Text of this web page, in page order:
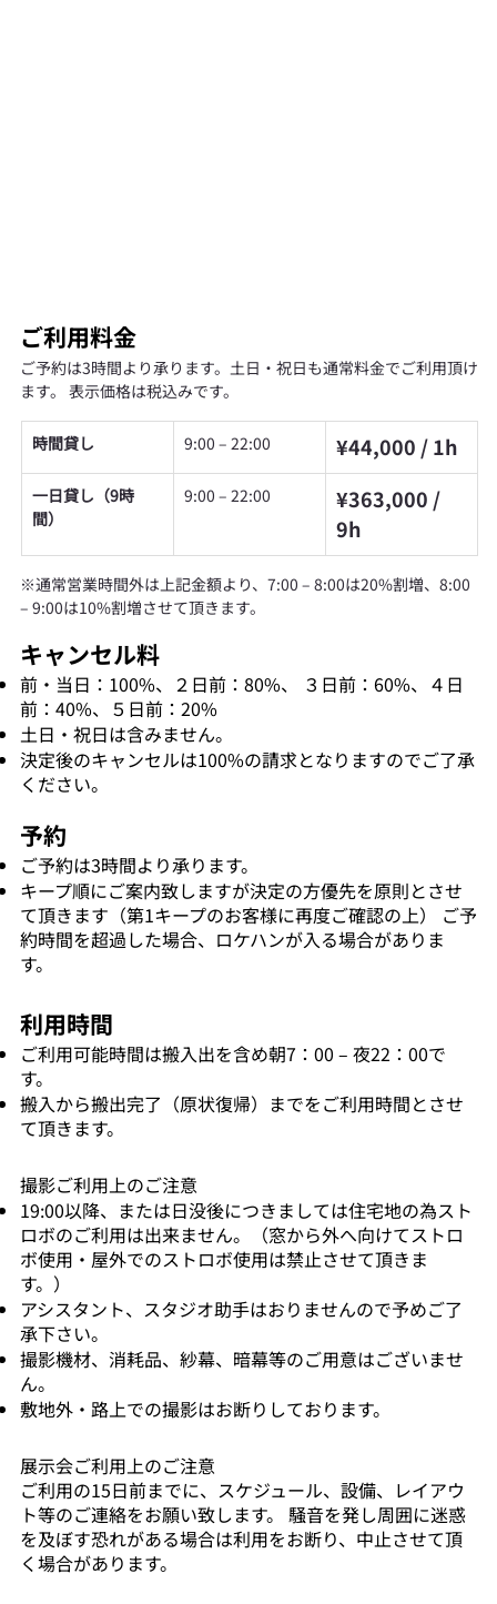
​ご利用料金
ご予約は3時間より承ります。土日・祝日も通常料金でご利用頂け
ます。 表示価格は税込みです。
時間貸し 9:00 – 22:00 ¥44,000 / 1h
一日貸し（9時
間）
9:00 – 22:00
¥363,000 /
9h
※通常営業時間外は上記金額より、7:00 – 8:00は20%割増、8:00
– 9:00は10%割増させて頂きます。
キャンセル料
前・当日：100%、２日前：80%、 ３日前：60%、４日
前：40%、５日前：20%
土日・祝日は含みません。
決定後のキャンセルは100%の請求となりますのでご了承
ください。
予約
ご予約は3時間より承ります。
キープ順にご案内致しますが決定の方優先を原則とさせ
て頂きます（第1キープのお客様に再度ご確認の上） ご予
約時間を超過した場合、ロケハンが入る場合がありま
す。
利用時間
ご利用可能時間は搬入出を含め朝7：00 – 夜22：00で
す。
搬入から搬出完了（原状復帰）までをご利用時間とさせ
て頂きます。
撮影ご利用上のご注意
19:00以降、または日没後につきましては住宅地の為スト
ロボのご利用は出来ません。（窓から外へ向けてストロ
ボ使用・屋外でのストロボ使用は禁止させて頂きま
す。）
アシスタント、スタジオ助手はおりませんので予めご了
承下さい。
撮影機材、消耗品、紗幕、暗幕等のご用意はございませ
ん。
敷地外・路上での撮影はお断りしております。
展示会ご利用上のご注意
ご利用の15日前までに、スケジュール、設備、レイアウ
ト等のご連絡をお願い致します。 騒音を発し周囲に迷惑
を及ぼす恐れがある場合は利用をお断り、中止させて頂
く場合があります。